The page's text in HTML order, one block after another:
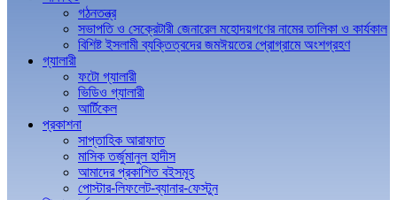
গঠনতন্ত্র
সভাপতি ও সেক্রেটারী জেনারেল মহোদয়গণের নামের তালিকা ও কার্যকাল
বিশিষ্ট ইসলামী ব্যক্তিত্বদের জমঈয়তের প্রোগ্রামে অংশগ্রহণ
গ্যালারী
ফটো গ্যালারী
ভিডিও গ্যালারী
আর্টিকেল
প্রকাশনা
সাপ্তাহিক আরাফাত
মাসিক তর্জুমানুল হাদীস
আমাদের প্রকাশিত বইসমূহ
পোস্টার-লিফলেট-ব্যানার-ফেস্টুন